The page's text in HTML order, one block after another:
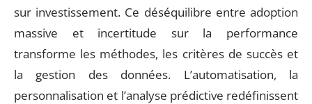
sur investissement. Ce déséquilibre entre adoption
massive et incertitude sur la performance
transforme les méthodes, les critères de succès et
la gestion des données. L’automatisation, la
personnalisation et l’analyse prédictive redéfinissent